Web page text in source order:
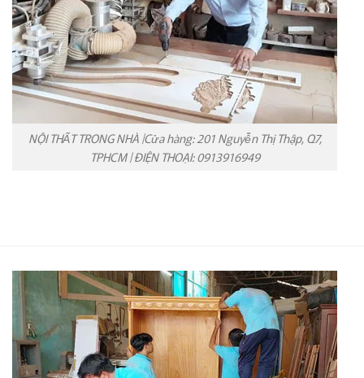
NỘI THẤT TRONG NHÀ |Cửa hàng: 201 Nguyễn Thị Thập, Q7,
TPHCM | ĐIỆN THOẠI: 0913916949